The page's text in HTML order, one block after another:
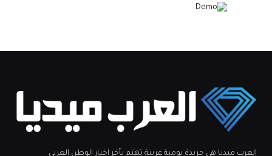
العرب ميديا هي جريدة يومية عربية تهتم بآخر اخبار الوطن العربي